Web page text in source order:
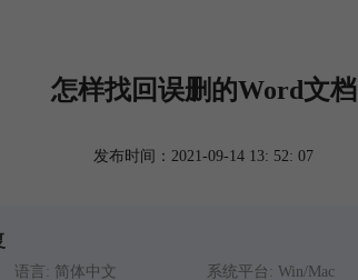
怎样找回误删的Word文档
发布时间：2021-09-14 13: 52: 07
语言: 简体中文
系统平台: Win/Mac